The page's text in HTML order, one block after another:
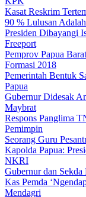
Kasat Reskrim
90 % Lulusan
Presiden Dibayangi
Freeport
Pemprov Papua
Formasi 2018
Pemerintah Bentuk
Papua
Gubernur Didesak
Maybrat
Respons Panglima
Pemimpin
Seorang Guru
Kapolda Papua:
NKRI
Gubernur dan Sekda
Kas Pemda
Mendagri